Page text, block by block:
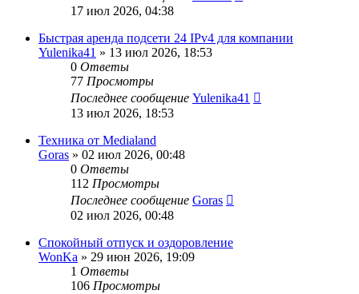
17 июл 2026, 04:38
Быстрая аренда подсети 24 IPv4 для компании
Yulenika41 » 13 июл 2026, 18:53
0 Ответы
77 Просмотры
Последнее сообщение Yulenika41
13 июл 2026, 18:53
Техника от Medialand
Goras » 02 июл 2026, 00:48
0 Ответы
112 Просмотры
Последнее сообщение Goras
02 июл 2026, 00:48
Спокойный отпуск и оздоровление
WonKa » 29 июн 2026, 19:09
1 Ответы
106 Просмотры